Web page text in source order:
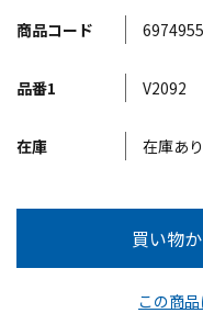
商品コード
品番1 V2092
在庫 在庫あり
この商